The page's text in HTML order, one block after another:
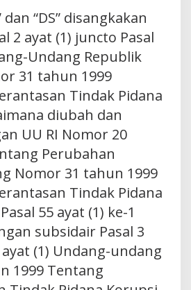
dan “DS” disangkakan
2 ayat (1) juncto Pasal
Undang Republik
31 tahun 1999
Tindak Pidana
diubah dan
UU RI Nomor 20
Perubahan
Nomor 31 tahun 1999
Tindak Pidana
55 ayat (1) ke-1
subsidair Pasal 3
(1) Undang-undang
1999 Tentang